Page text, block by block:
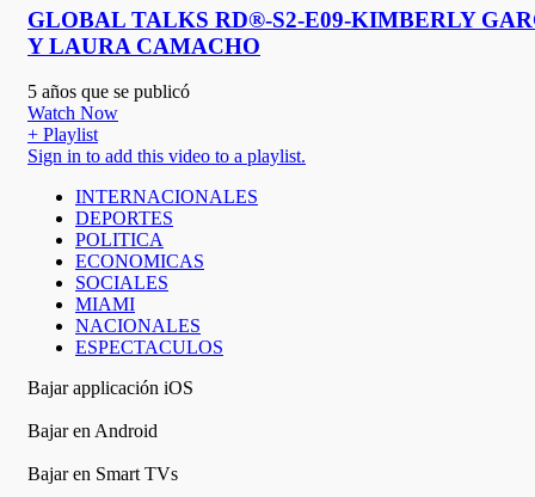
GLOBAL TALKS RD®-S2-E09-KIMBERLY
Y LAURA CAMACHO
5 años que se publicó
Watch Now
+ Playlist
Sign in to add this video to a playlist.
INTERNACIONALES
DEPORTES
POLITICA
ECONOMICAS
SOCIALES
MIAMI
NACIONALES
ESPECTACULOS
Bajar applicación iOS
Bajar en Android
Bajar en Smart TVs